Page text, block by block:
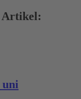
Artikel:
uni